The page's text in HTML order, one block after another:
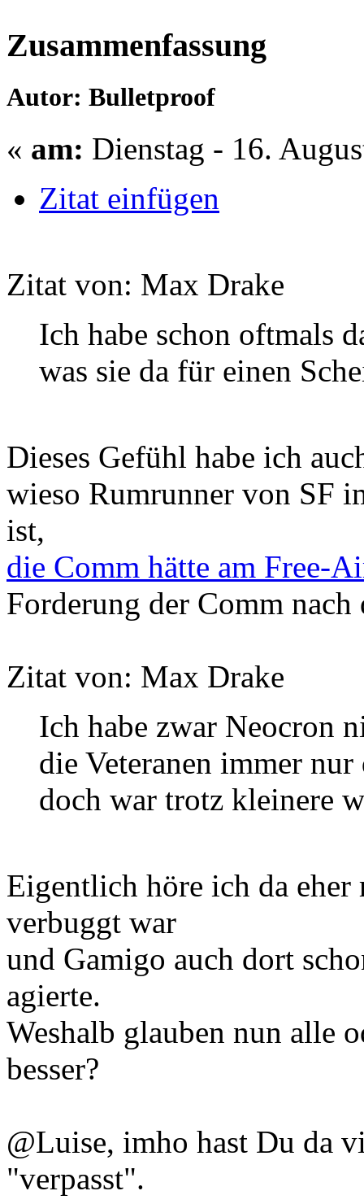
Zusammenfassung
Autor: Bulletproof
« am: Dienstag - 16.
Zitat einfügen
Zitat von: Max Drake
Ich habe schon oftmals
was sie da für einen
Dieses Gefühl habe ich
wieso Rumrunner von SF
ist,
die Comm hätte am Free-
Forderung der Comm
Zitat von: Max Drake
Ich habe zwar Neocron
die Veteranen immer
doch war trotz kleinere
Eigentlich höre ich da eher
verbuggt war
und Gamigo auch dort
agierte.
Weshalb glauben nun alle
besser?
@Luise, imho hast Du da
"verpasst".